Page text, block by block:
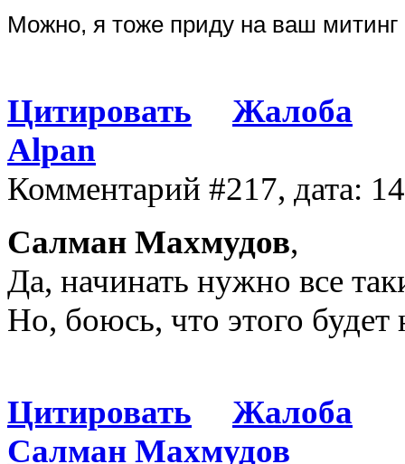
Можно, я тоже приду на ваш
Цитировать
Жалоба
Alpan
Комментарий #217, дата:
Салман Махмудов,
Да, начинать нужно все
Но, боюсь, что этого будет
Цитировать
Жалоба
Салман Махмудов